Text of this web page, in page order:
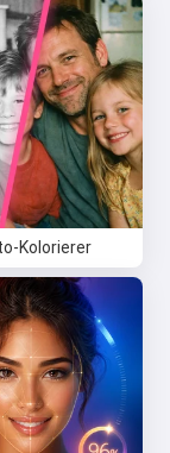
Kolorierer